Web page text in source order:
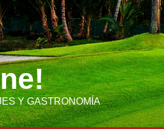
Y GASTRONOMÍA